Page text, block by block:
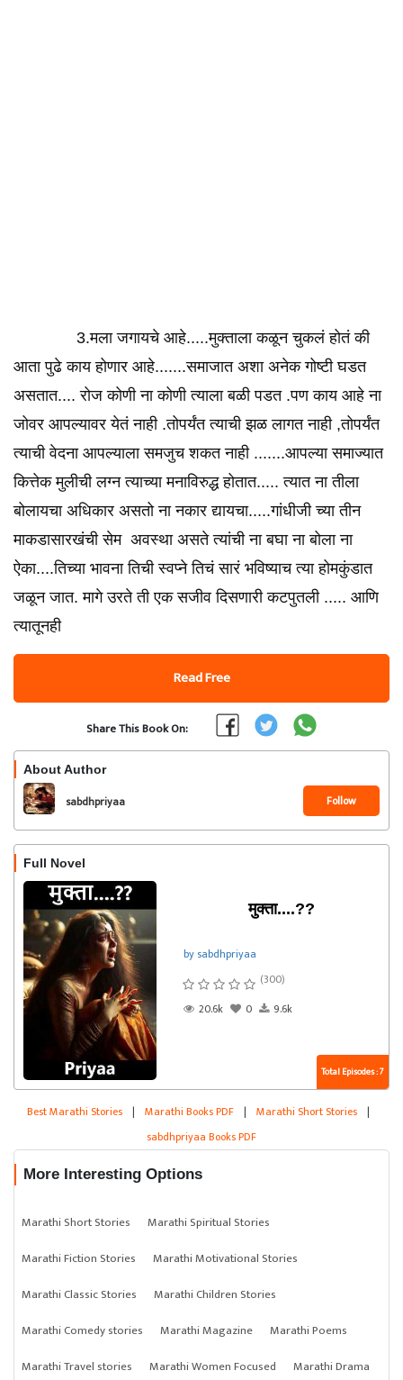
3.मला जगायचे आहे.....मुक्ताला कळून चुकलं होतं की
आता पुढे काय होणार आहे.......समाजात अशा अनेक गोष्टी घडत
असतात.... रोज कोणी ना कोणी त्याला बळी पडत .पण काय आहे ना
जोवर आपल्यावर येतं नाही .तोपर्यंत त्याची झळ लागत नाही ,तोपर्यंत
त्याची वेदना आपल्याला समजुच शकत नाही .......आपल्या समाज्यात
कित्तेक मुलीची लग्न त्याच्या मनाविरुद्ध होतात..... त्यात ना तीला
बोलायचा अधिकार असतो ना नकार द्यायचा.....गांधीजी च्या तीन
माकडासारखंची सेम अवस्था असते त्यांची ना बघा ना बोला ना
ऐका....तिच्या भावना तिची स्वप्ने तिचं सारं भविष्याच त्या होमकुंडात
जळून जात. मागे उरते ती एक सजीव दिसणारी कटपुतली ..... आणि
त्यातूनही
Read Free
Share This Book On:
About Author
sabdhpriyaa Follow
Full Novel
मुक्ता....??️
by sabdhpriyaa
(300)
20.6k
0 9.6k
Total Episodes : 7
Best Marathi Stories | Marathi Books PDF | Marathi Short Stories |
sabdhpriyaa Books PDF
More Interesting Options
Marathi Short Stories
Marathi Spiritual Stories
Marathi Fiction Stories
Marathi Motivational Stories
Marathi Classic Stories
Marathi Children Stories
Marathi Comedy stories
Marathi Magazine
Marathi Poems
Marathi Travel stories
Marathi Women Focused Marathi Drama